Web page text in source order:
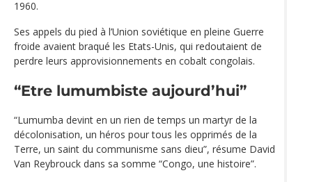
1960.
Ses appels du pied à l’Union soviétique en pleine Guerre
froide avaient braqué les Etats-Unis, qui redoutaient de
perdre leurs approvisionnements en cobalt congolais.
“Etre lumumbiste aujourd’hui”
“Lumumba devint en un rien de temps un martyr de la
décolonisation, un héros pour tous les opprimés de la
Terre, un saint du communisme sans dieu”, résume David
Van Reybrouck dans sa somme “Congo, une histoire”.